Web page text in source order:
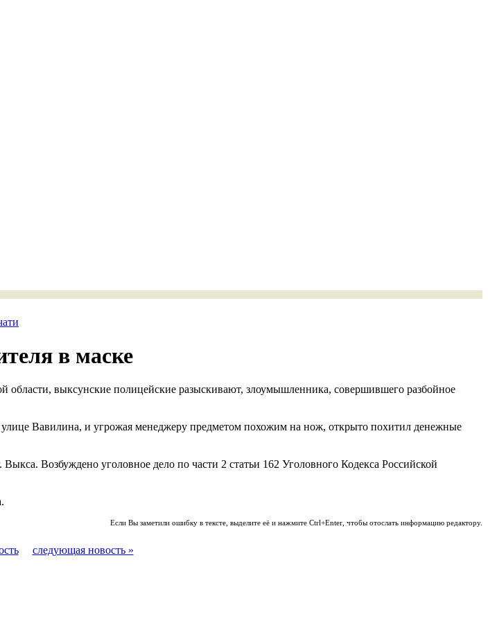
в маске
выксунские полицейские разыскивают, злоумышленника, совершившего разбойное
Вавилина, и угрожая менеджеру предметом похожим на нож, открыто похитил денежные
Возбуждено уголовное дело по части 2 статьи 162 Уголовного Кодекса Российской
Если Вы заметили ошибку в тексте, выделите её и нажмите Ctrl+Enter, чтобы отослать информацию редактору.
следующая новость »